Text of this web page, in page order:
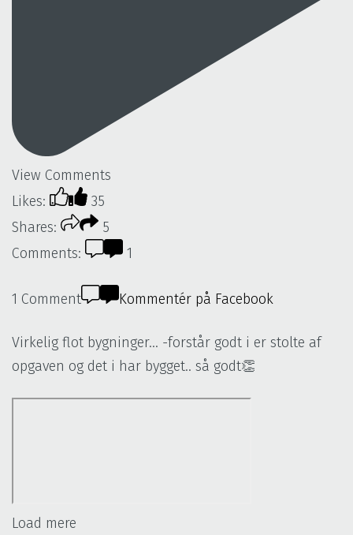
View Comments
Likes:
35
Shares:
5
Comments:
1
1 Comment Kommentér på Facebook
Virkelig flot bygninger... -forstår godt i er stolte af
opgaven og det i har bygget.. så godt👏
Load mere